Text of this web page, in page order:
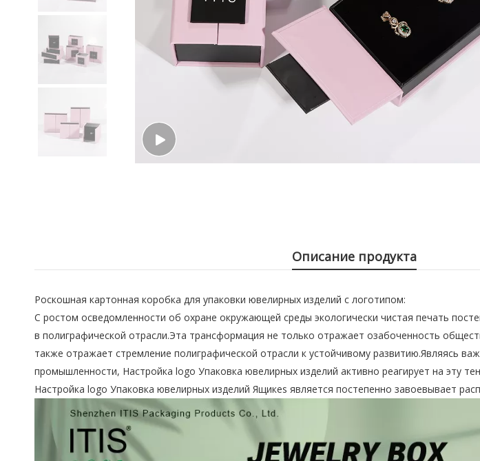
Описание продукта
Роскошная картонная коробка для упаковки ювелирных изделий с логотипом:
С ростом осведомленности об охране окружающей среды экологически чистая печать
в полиграфической отрасли.Эта трансформация не только отражает озабоченность
также отражает стремление полиграфической отрасли к устойчивому развитию.Являясь
промышленности, Настройка logo Упаковка ювелирных изделий активно реагирует на эту
Настройка logo Упаковка ювелирных изделий Ящикes является постепенно завоевывает